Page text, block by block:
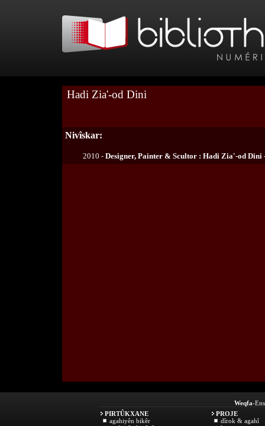
Hadi Zia'-od Dini
Nivîskar:
2010 -
Weqfa-
PIRTÛKXANE
agahiyên bikêr
PROJE
dîrok & agahî